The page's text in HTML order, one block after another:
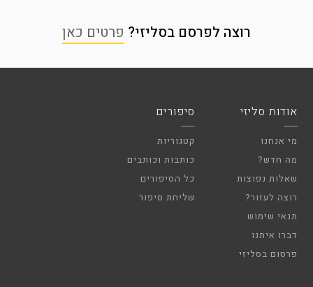
רוצה לפרסם בסליזי? פרטים כאן
אודות סליזי
מי אנחנו
מה חדש?
שאלות נפוצות
רוצה לעזור?
תנאי שימוש
דברו איתנו
פרסום בסליזי
סיפורים
קטגוריות
כותבות וכותבים
כל הסיפורים
שליחת סיפור